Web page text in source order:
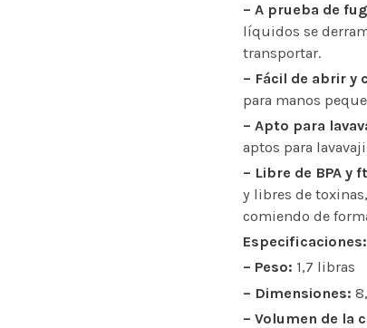
– A prueba de
líquidos se
transportar.
– Fácil de abrir y
para manos
– Apto para
aptos para
– Libre de BPA y
y libres de
comiendo de
Especificaciones:
– Peso: 1,7 libras
– Dimensiones:
– Volumen de la